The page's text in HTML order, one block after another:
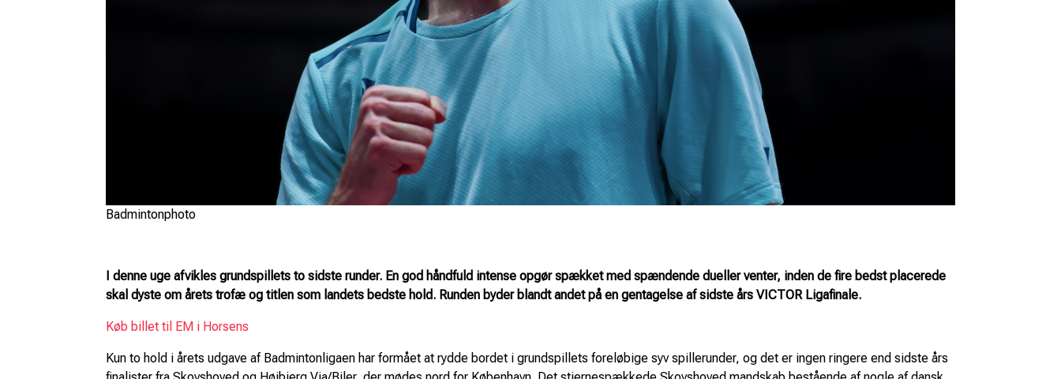
Badmintonphoto
I denne uge afvikles grundspillets to sidste runder. En god håndfuld intense opgør spækket med spændende dueller venter, inden de fire bedst placerede
skal dyste om årets trofæ og titlen som landets bedste hold. Runden byder blandt andet på en gentagelse af sidste års VICTOR Ligafinale.
Køb billet til EM i Horsens
Kun to hold i årets udgave af Badmintonligaen har formået at rydde bordet i grundspillets foreløbige syv spillerunder, og det er ingen ringere end sidste års